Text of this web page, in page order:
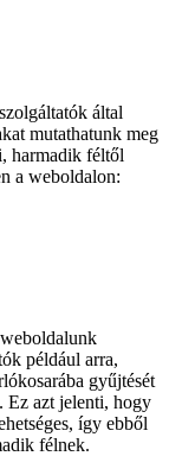
által
mutathatunk meg
harmadik féltől
a weboldalon:
például arra,
gyűjtését
Ez azt jelenti, hogy
így ebből
félnek.